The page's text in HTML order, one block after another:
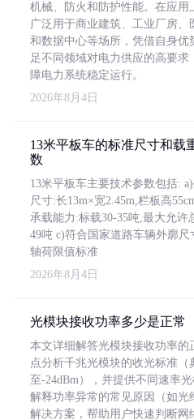
机械、防火和防护性能。在应用
广泛用于商业建筑、工业厂房、
和数据中心等场所，凭借自身优
足不同领域对电力供应的高要求
障电力系统稳定运行。
2026年8月4日
13米平板车的标准尺寸和载
数
13米平板车主要技术参数包括:
尺寸:长13m×宽2.45m,栏板高
承载能力:标载30-35吨,最大允许
49吨 c)符合国家道路车辆外廓尺
轴荷限值标准
2026年8月4日
光模块接收功率多少是正常
本文详细解答光模块接收功率的
点分析千兆光模块的收光标准（
至-24dBm），并提供不同速率
解释功率异常的常见原因（如光
解决方案，帮助用户快速判断网